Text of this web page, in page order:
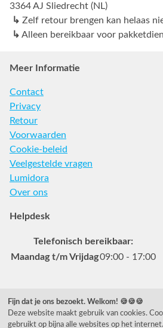
3364 AJ Sliedrecht (NL)
↳ Zelf retour brengen kan helaas
↳ Alleen bereikbaar voor
Meer Informatie
Contact
Privacy
Retour
Voorwaarden
Cookie-beleid
Veelgestelde vragen
Lumidora
Over ons
Helpdesk
Telefonisch bereikbaar:
Maandag t/m Vrijdag09:00 - 17:00
Veelgestelde vragen
0031 78 615 44 15
Fijn dat je ons bezoekt. Welkom! 🍪🍪🍪
Deze website maakt gebruik van cookies.
gebruikt op bijna alle websites op het